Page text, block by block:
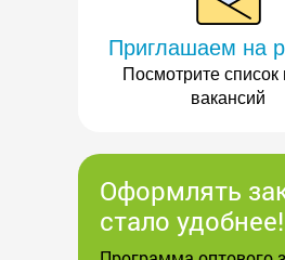
Приглашаем на
Посмотрите
вакансий
Оформлять
стало удобнее!